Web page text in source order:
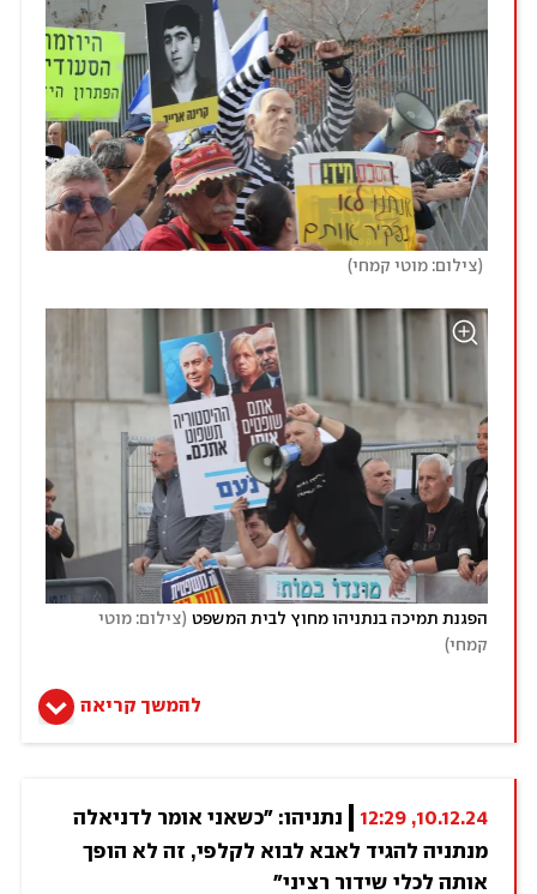
(צילום: מוטי קמחי)
הפגנת תמיכה בנתניהו מחוץ לבית המשפט (
קמחי)
להמשך קריאה
10.12.24, 12:29
מנתניה להגיד לאבא לבוא לקלפי, זה לא הופך
אותה לכלי שידור רציני"